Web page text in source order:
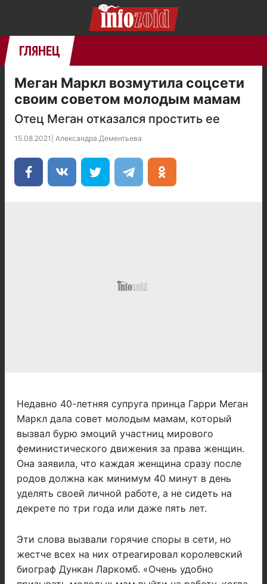
ГЛЯНЕЦ
Меган Маркл возмутила соцсети
своим советом молодым мамам
Отец Меган отказался простить ее
15.08.2021 Александра Дементьева
Недавно 40-летняя супруга принца Гарри Меган
Маркл дала совет молодым мамам, который
вызвал бурю эмоций участниц мирового
феминистического движения за права женщин.
Она заявила, что каждая женщина сразу после
родов должна как минимум 40 минут в день
уделять своей личной работе, а не сидеть на
декрете по три года или даже пять лет.
Эти слова вызвали горячие споры в сети, но
жестче всех на них отреагировал королевский
биограф Дункан Ларкомб. «Очень удобно